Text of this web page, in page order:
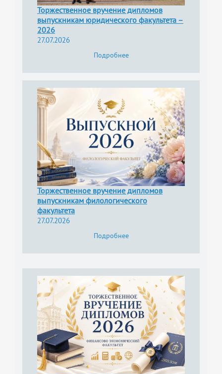
Торжественное вручение дипломов
выпускникам юридического факультета –
2026
27.07.2026
Подробнее
Торжественное вручение дипломов
выпускникам филологического
факультета
27.07.2026
Подробнее